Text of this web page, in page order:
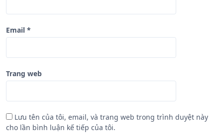
Email *
Trang web
Lưu tên của tôi, email, và trang web trong trình duyệt này
cho lần bình luận kế tiếp của tôi.